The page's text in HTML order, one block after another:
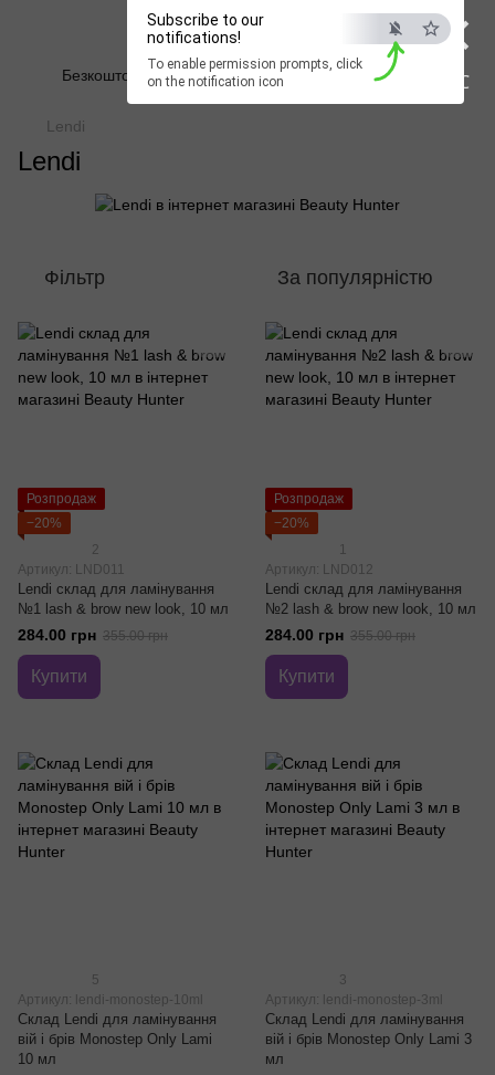
×
ESC
Subscribe to our
notifications!
To enable permission prompts, click
on the notification icon
Beauty Hunter
Безкоштовна доставка при замовленні від 2500 грн
Lendi
Lendi
Фільтр За популярністю
Розпродаж
−20%
2
Артикул: LND011
Lendi склад для ламінування
№1 lash & brow new look, 10 мл
284.00 грн 355.00 грн
Купити
Розпродаж
−20%
1
Артикул: LND012
Lendi склад для ламінування
№2 lash & brow new look, 10 мл
284.00 грн 355.00 грн
Купити
5
Артикул: lendi-monostep-10ml
Склад Lendi для ламінування
вій і брів Monostep Only Lami
10 мл
3
Артикул: lendi-monostep-3ml
Склад Lendi для ламінування
вій і брів Monostep Only Lami 3
мл